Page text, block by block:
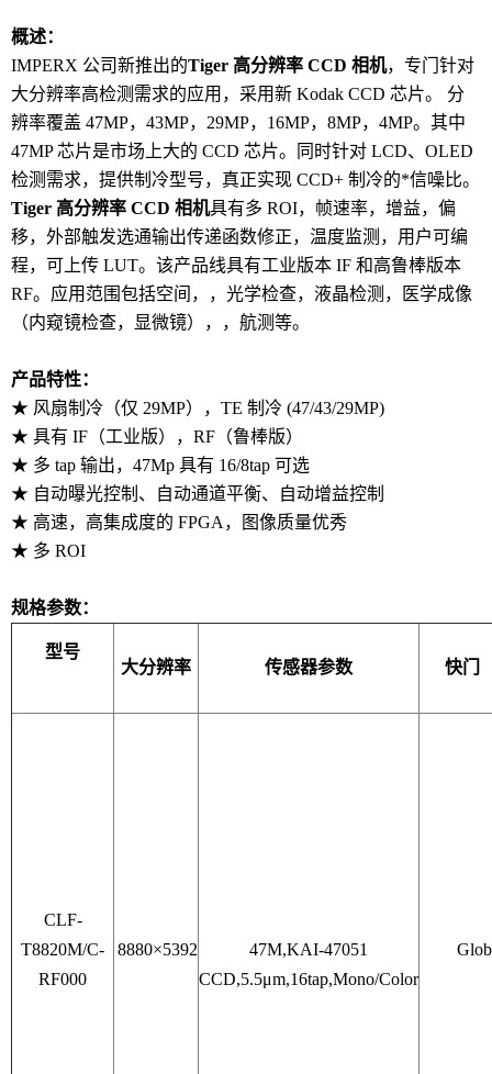
概述：
IMPERX 公司新推出的Tiger 高分辨率 CCD 相机，专门针对
大分辨率高检测需求的应用，采用新 Kodak CCD 芯片。 分
辨率覆盖 47MP，43MP，29MP，16MP，8MP，4MP。其中
47MP 芯片是市场上大的 CCD 芯片。同时针对 LCD、OLED
检测需求，提供制冷型号，真正实现 CCD+ 制冷的*信噪比。
Tiger 高分辨率 CCD 相机具有多 ROI，帧速率，增益，偏
移，外部触发选通输出传递函数修正，温度监测，用户可编
程，可上传 LUT。该产品线具有工业版本 IF 和高鲁棒版本
RF。应用范围包括空间，，光学检查，液晶检测，医学成像
（内窥镜检查，显微镜），，航测等。
产品特性：
★ 风扇制冷（仅 29MP），TE 制冷 (47/43/29MP)
★ 具有 IF（工业版），RF（鲁棒版）
★ 多 tap 输出，47Mp 具有 16/8tap 可选
★ 自动曝光控制、自动通道平衡、自动增益控制
★ 高速，高集成度的 FPGA，图像质量优秀
★ 多 ROI
规格参数：
型号
大分辨率
传感器参数 快门
CLF-
T8820M/C-
RF000
8880×5392
47M,KAI-47051
CCD,5.5μm,16tap,Mono/Color